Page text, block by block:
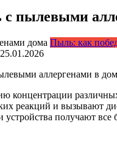
с пылевыми
Пыль: как
25.01.2026
аллергенами в
концентрации
реакций и вызывают
получают